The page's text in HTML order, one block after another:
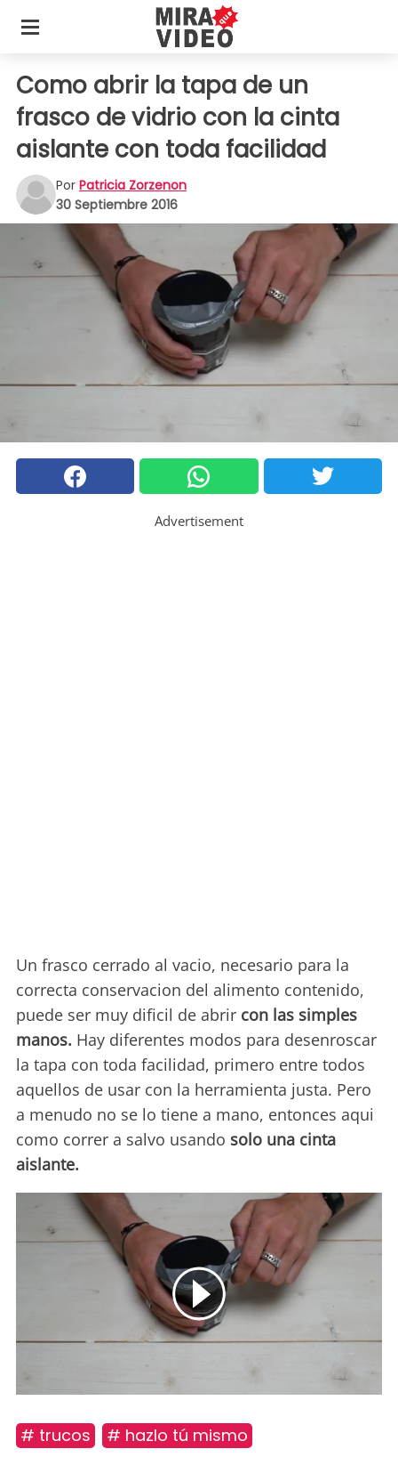
Como abrir la tapa de un
frasco de vidrio con la cinta
aislante con toda facilidad
Por Patricia Zorzenon
30 Septiembre 2016
Advertisement
Un frasco cerrado al vacio, necesario para la
correcta conservacion del alimento contenido,
puede ser muy dificil de abrir con las simples
manos. Hay diferentes modos para desenroscar
la tapa con toda facilidad, primero entre todos
aquellos de usar con la herramienta justa. Pero
a menudo no se lo tiene a mano, entonces aqui
como correr a salvo usando solo una cinta
aislante.
# trucos # hazlo tú mismo